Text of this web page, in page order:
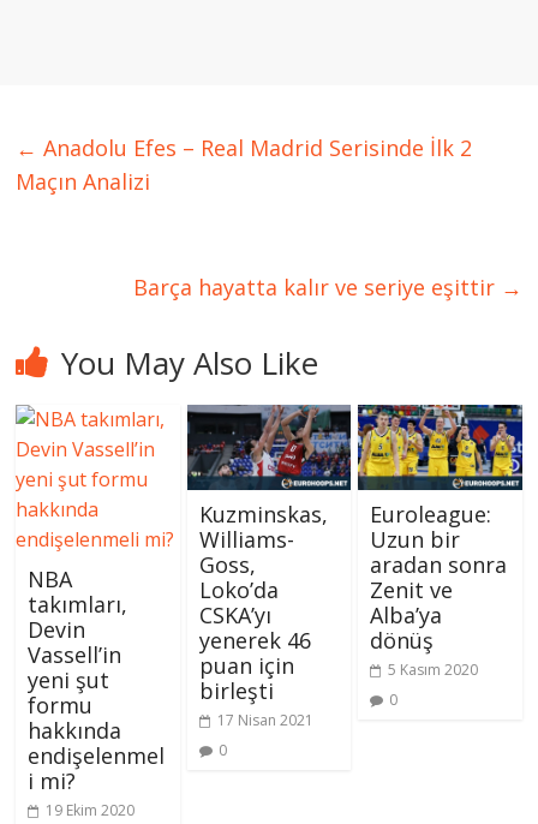
← Anadolu Efes – Real Madrid Serisinde İlk 2
Maçın Analizi
Barça hayatta kalır ve seriye eşittir →
You May Also Like
NBA
takımları,
Devin
Vassell’in
yeni şut
formu
hakkında
endişelenmel
i mi?
19 Ekim 2020
Kuzminskas,
Williams-
Goss,
Loko’da
CSKA’yı
yenerek 46
puan için
birleşti
17 Nisan 2021
0
Euroleague:
Uzun bir
aradan sonra
Zenit ve
Alba’ya
dönüş
5 Kasım 2020
0